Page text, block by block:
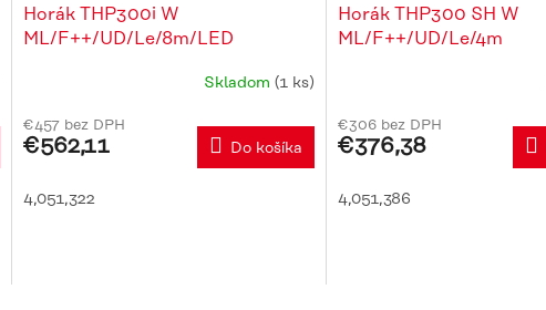
Horák THP300i W
ML/F++/UD/Le/8m/LED
Skladom (1 ks)
€457 bez DPH
€562,11 Do košíka
4,051,322
Horák THP300 SH W
ML/F++/UD/Le/4m
produktu
je
z
€306 bez DPH
€376,38
4,051,386